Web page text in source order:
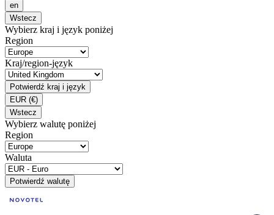
en
Wstecz
Wybierz kraj i język poniżej
Region
Kraj/region-język
Potwierdź kraj i język
EUR (€)
Wstecz
Wybierz walutę poniżej
Region
Waluta
Potwierdź walutę